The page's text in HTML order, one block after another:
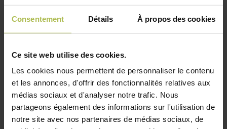
Consentement Détails À propos des cookies
Ce site web utilise des cookies.
Les cookies nous permettent de personnaliser le contenu
et les annonces, d'offrir des fonctionnalités relatives aux
médias sociaux et d'analyser notre trafic. Nous
partageons également des informations sur l'utilisation de
notre site avec nos partenaires de médias sociaux, de
Épuisé